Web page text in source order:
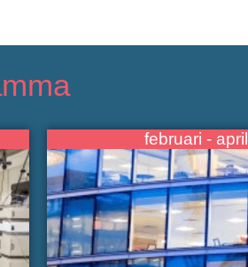
februari - april